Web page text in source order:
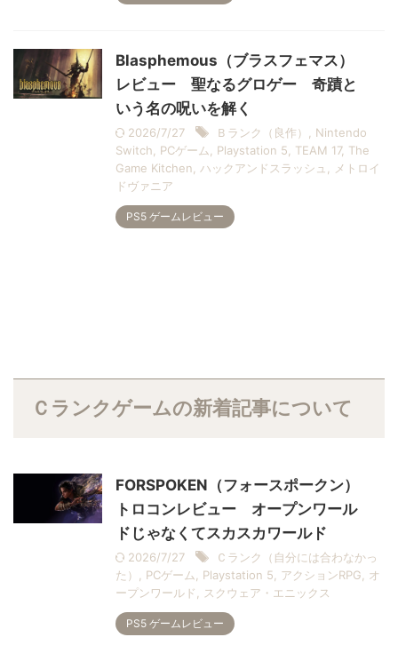
Blasphemous（ブラスフェマス）
レビュー 聖なるグロゲー 奇蹟と
いう名の呪いを解く
2026/7/27 Ｂランク（良作）
Nintendo
Switch
PCゲーム Playstation 5 TEAM 17, The
Game Kitchen
ハックアンドスラッシュ
メトロイ
ドヴァニア
PS5 ゲームレビュー
Ｃランクゲームの新着記事について
FORSPOKEN（フォースポークン）
トロコンレビュー オープンワール
ドじゃなくてスカスカワールド
2026/7/27
Ｃランク（自分には合わなかっ
た）
PCゲーム Playstation 5 アクションRPG
オ
ープンワールド
スクウェア・エニックス
PS5 ゲームレビュー